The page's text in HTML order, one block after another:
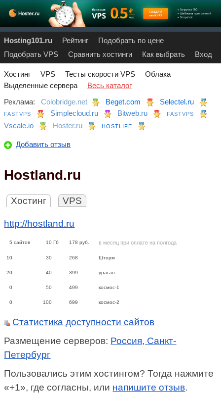
Hosting101.ru Рейтинг
Подобрать по цене
Подобрать VPS
Сравнить хостинги Как выбрать Вход
Хостинг VPS Тесты скорости VPS
Облака
Выделенные сервера
Весь каталог
Реклама:
Colobridge.net Beget.com Selectel.ru
FASTVPS Simplecloud.ru Bitweb.ru FASTVPS
Vscale.io Hoster.ru HOSTLIFE
Добавить отзыв
Hostland.ru
Хостинг VPS
http://hostland.ru
5 сайтов 10 Гб 178 руб. в месяц при оплате на полгода
10 30 268 Шторм
20 40 399 ураган
0 50 499 космос-1
0 100 699 космос-2
Статистика доступности сайтов
Размещение серверов: Россия, Санкт-
Петербург
Пользовались этим хостингом? Тогда нажмите
«+1», где согласны, или напишите отзыв.